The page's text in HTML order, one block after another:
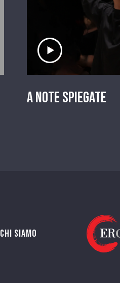
Ascolta il
A Note Spiegate
Chi siamo